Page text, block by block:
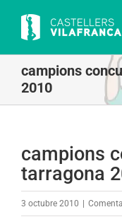
content
campions
2010
campions
tarragona
3 octubre 2010